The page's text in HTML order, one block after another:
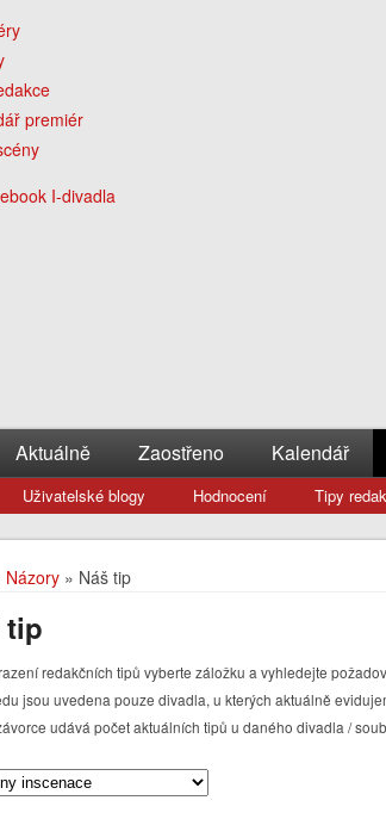
premiér
Aktuálně Zaostřeno Kalendář
Uživatelské blogy Hodnocení Tipy
Názory » Náš tip
tip
redakčních tipů vyberte záložku a vyhledejte
jsou uvedena pouze divadla, u kterých aktuálně
udává počet aktuálních tipů u daného divadla /